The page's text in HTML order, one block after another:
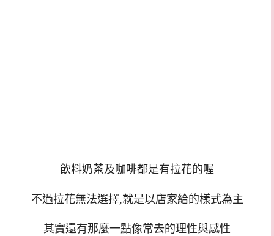
飲料奶茶及咖啡都是有拉花的喔
不過拉花無法選擇,就是以店家給的樣式為主
其實還有那麼一點像常去的理性與感性